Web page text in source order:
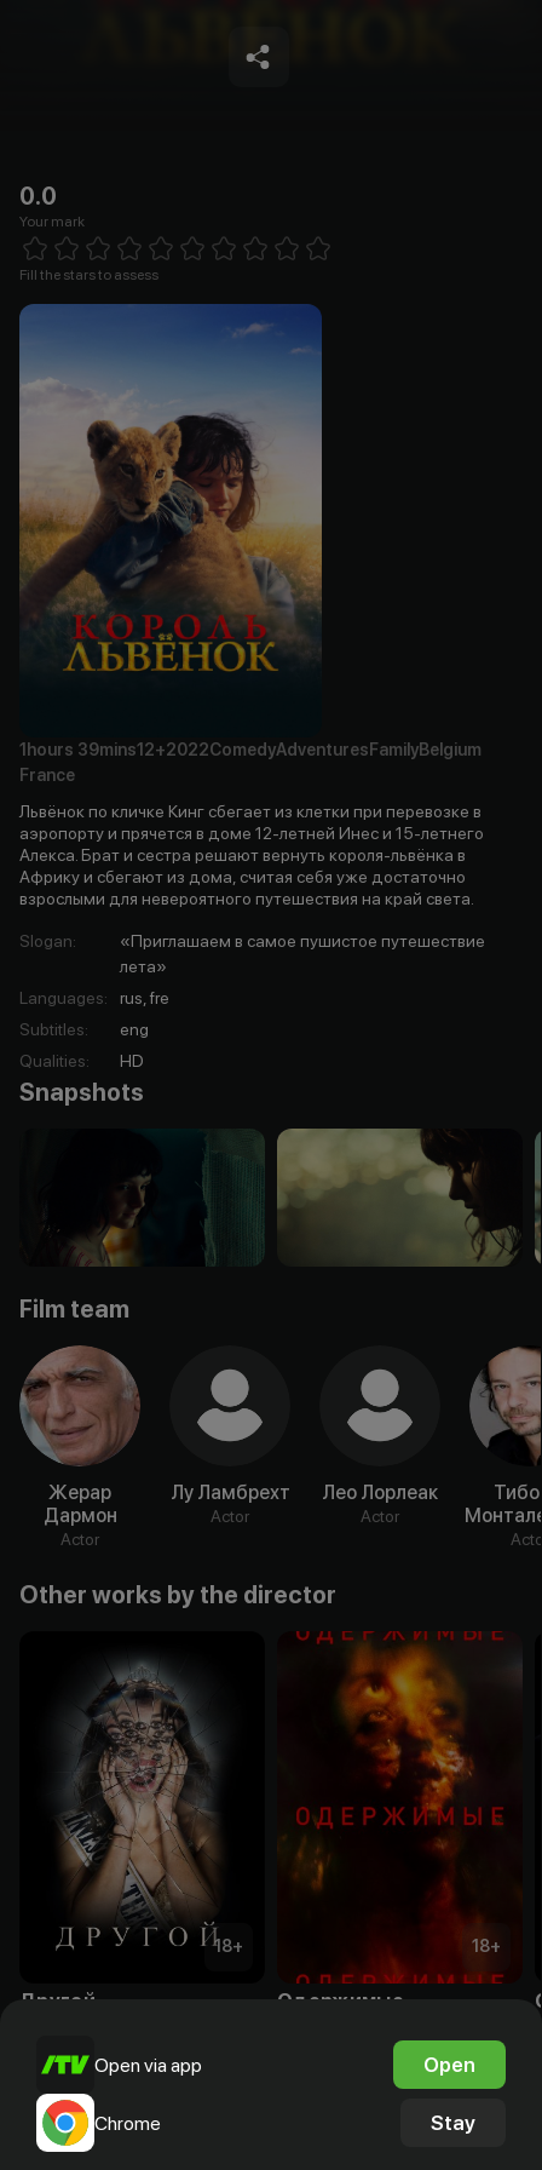
0.0
Your mark
1 Star 2 Stars 3 Stars
Fill the stars to assess
1hours 39mins12+2022ComedyAdventures FamilyBelgium
France
Львёнок по кличке Кинг сбегает из клетки при перевозке в
аэропорту и прячется в доме 12-летней Инес и 15-летнего
Алекса. Брат и сестра решают вернуть короля-львёнка в
Африку и сбегают из дома, считая себя уже достаточно
взрослыми для невероятного путешествия на край света.
Slogan:
«Приглашаем в самое пушистое путешествие
лета»
Languages:
rus, fre
Subtitles:
eng
Qualities: HD
Snapshots
Film team
Жерар
Дармон
Actor
Лу Ламбрехт
Actor
Лео Лорлеак
Actor
Other works by the director
18+
Другой
18+
Одержимые
Open via app Open
Chrome Stay